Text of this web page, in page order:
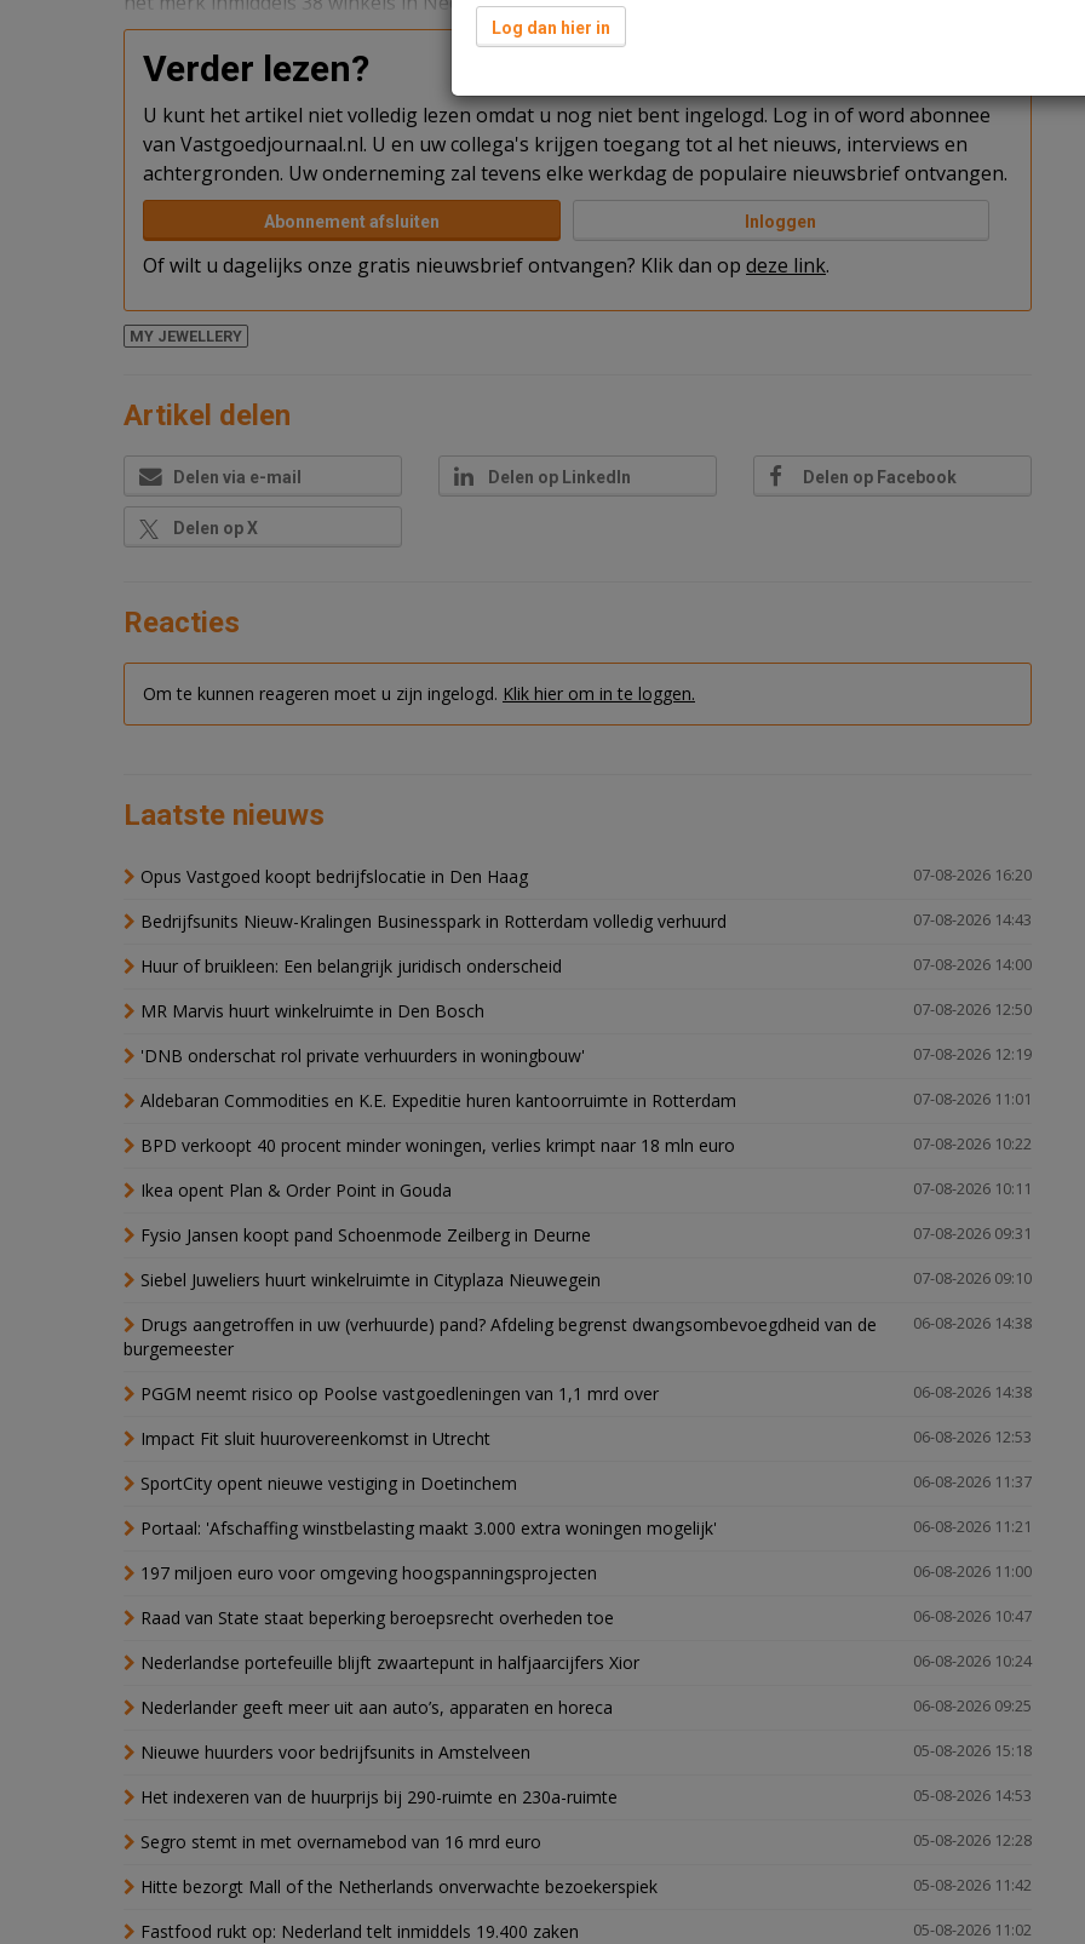
Verder lezen?
U kunt het artikel niet volledig lezen omdat u nog niet bent ingelogd. Log in of word abonnee
van Vastgoedjournaal.nl. U en uw collega's krijgen toegang tot al het nieuws, interviews en
achtergronden. Uw onderneming zal tevens elke werkdag de populaire nieuwsbrief ontvangen.
Abonnement afsluiten Inloggen
Of wilt u dagelijks onze gratis nieuwsbrief ontvangen? Klik dan op deze link.
MY JEWELLERY
Artikel delen
Delen via e-mail Delen op LinkedIn Delen op Facebook
Delen op X
Reacties
Om te kunnen reageren moet u zijn ingelogd. Klik hier om in te loggen.
Laatste nieuws
07-08-2026 16:20
Opus Vastgoed koopt bedrijfslocatie in Den Haag
07-08-2026 14:43
Bedrijfsunits Nieuw-Kralingen Businesspark in Rotterdam volledig verhuurd
07-08-2026 14:00
Huur of bruikleen: Een belangrijk juridisch onderscheid
07-08-2026 12:50
MR Marvis huurt winkelruimte in Den Bosch
07-08-2026 12:19
'DNB onderschat rol private verhuurders in woningbouw'
07-08-2026 11:01
Aldebaran Commodities en K.E. Expeditie huren kantoorruimte in Rotterdam
07-08-2026 10:22
BPD verkoopt 40 procent minder woningen, verlies krimpt naar 18 mln euro
07-08-2026 10:11
Ikea opent Plan & Order Point in Gouda
07-08-2026 09:31
Fysio Jansen koopt pand Schoenmode Zeilberg in Deurne
07-08-2026 09:10
Siebel Juweliers huurt winkelruimte in Cityplaza Nieuwegein
06-08-2026 14:38
Drugs aangetroffen in uw (verhuurde) pand? Afdeling begrenst dwangsombevoegdheid van de
burgemeester
06-08-2026 14:38
PGGM neemt risico op Poolse vastgoedleningen van 1,1 mrd over
06-08-2026 12:53
Impact Fit sluit huurovereenkomst in Utrecht
06-08-2026 11:37
SportCity opent nieuwe vestiging in Doetinchem
06-08-2026 11:21
Portaal: 'Afschaffing winstbelasting maakt 3.000 extra woningen mogelijk'
06-08-2026 11:00
197 miljoen euro voor omgeving hoogspanningsprojecten
06-08-2026 10:47
Raad van State staat beperking beroepsrecht overheden toe
06-08-2026 10:24
Nederlandse portefeuille blijft zwaartepunt in halfjaarcijfers Xior
06-08-2026 09:25
Nederlander geeft meer uit aan auto’s, apparaten en horeca
05-08-2026 15:18
Nieuwe huurders voor bedrijfsunits in Amstelveen
05-08-2026 14:53
Het indexeren van de huurprijs bij 290-ruimte en 230a-ruimte
05-08-2026 12:28
Segro stemt in met overnamebod van 16 mrd euro
05-08-2026 11:42
Hitte bezorgt Mall of the Netherlands onverwachte bezoekerspiek
05-08-2026 11:02
Fastfood rukt op: Nederland telt inmiddels 19.400 zaken
Log dan hier in